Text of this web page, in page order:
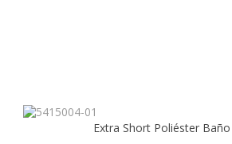
Extra Short Poliéster